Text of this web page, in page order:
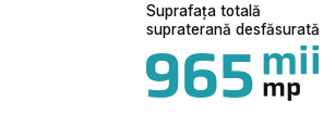
Suprafața totală
supraterană desfăsurată
965mii
mp